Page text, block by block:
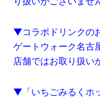
▼コラボドリンクの
ゲートウォーク名古
店舗ではお取り扱い
▼「いちごみるくホ